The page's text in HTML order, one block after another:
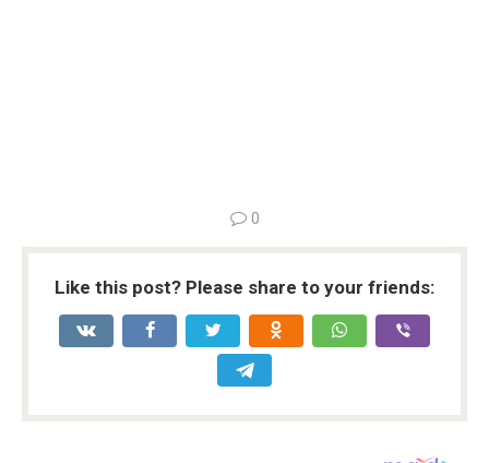
0
Like this post? Please share to your friends: